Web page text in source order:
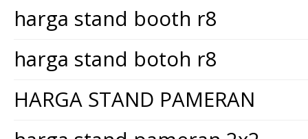
harga stand booth r8
harga stand botoh r8
HARGA STAND PAMERAN